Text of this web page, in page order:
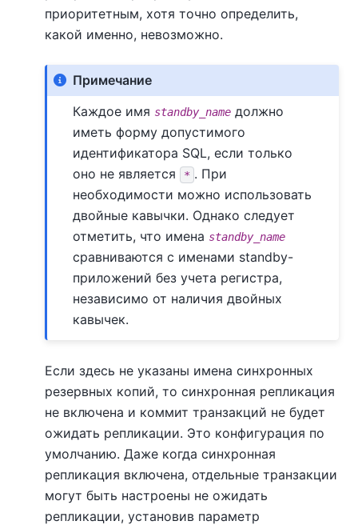
приоритетным, хотя точно определить,
какой именно, невозможно.
Примечание
Каждое имя standby_name должно
иметь форму допустимого
идентификатора SQL, если только
оно не является
* . При
необходимости можно использовать
двойные кавычки. Однако следует
отметить, что имена standby_name
сравниваются с именами standby-
приложений без учета регистра,
независимо от наличия двойных
кавычек.
Если здесь не указаны имена синхронных
резервных копий, то синхронная репликация
не включена и коммит транзакций не будет
ожидать репликации. Это конфигурация по
умолчанию. Даже когда синхронная
репликация включена, отдельные транзакции
могут быть настроены не ожидать
репликации, установив параметр